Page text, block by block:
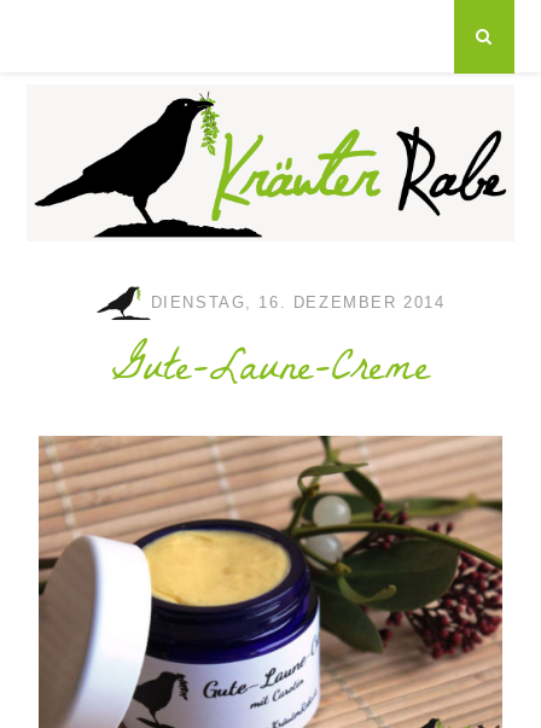
DIENSTAG, 16. DEZEMBER 2014
Gute-Laune-Creme